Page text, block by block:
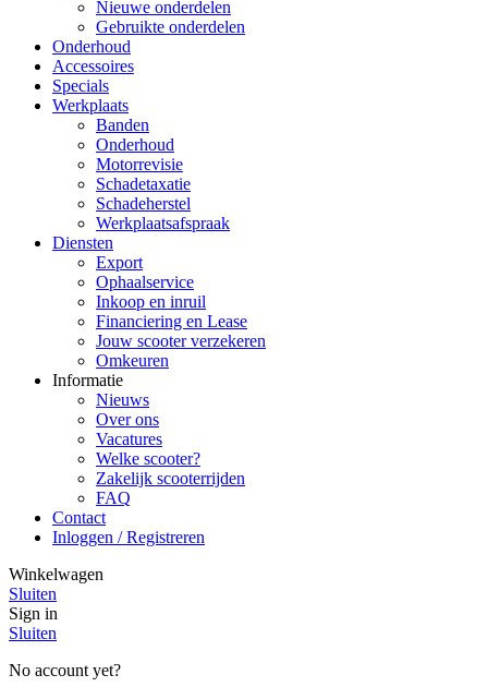
Nieuwe onderdelen
Gebruikte onderdelen
Onderhoud
Accessoires
Specials
Werkplaats
Banden
Onderhoud
Motorrevisie
Schadetaxatie
Schadeherstel
Werkplaatsafspraak
Diensten
Export
Ophaalservice
Inkoop en inruil
Financiering en Lease
Jouw scooter verzekeren
Omkeuren
Informatie
Nieuws
Over ons
Vacatures
Welke scooter?
Zakelijk scooterrijden
FAQ
Contact
Inloggen / Registreren
Winkelwagen
Sluiten
Sign in
Sluiten
No account yet?